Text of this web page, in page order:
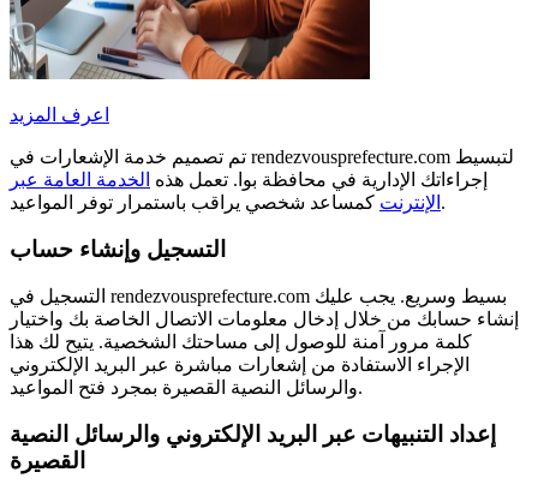
اعرف المزيد
تم تصميم خدمة الإشعارات في rendezvousprefecture.com لتبسيط
إجراءاتك الإدارية في محافظة بوا. تعمل هذه الخدمة العامة عبر
الإنترنت كمساعد شخصي يراقب باستمرار توفر المواعيد.
التسجيل وإنشاء حساب
التسجيل في rendezvousprefecture.com بسيط وسريع. يجب عليك
إنشاء حسابك من خلال إدخال معلومات الاتصال الخاصة بك واختيار
كلمة مرور آمنة للوصول إلى مساحتك الشخصية. يتيح لك هذا
الإجراء الاستفادة من إشعارات مباشرة عبر البريد الإلكتروني
والرسائل النصية القصيرة بمجرد فتح المواعيد.
إعداد التنبيهات عبر البريد الإلكتروني والرسائل النصية
القصيرة